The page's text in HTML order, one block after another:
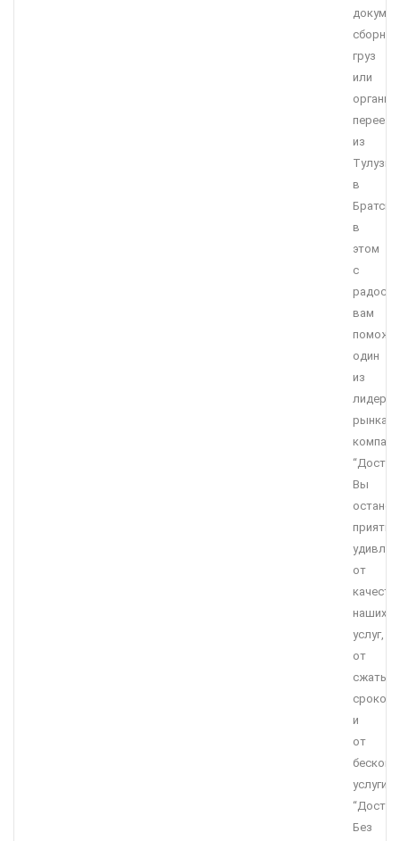
сборный
груз
или
переезд
из
Тулузы
в
Братск,
в
этом
с
вам
один
из
лидеров
рынка,
Вы
приятно
от
наших
услуг,
от
сжатых
сроков
и
от
услуги
Без